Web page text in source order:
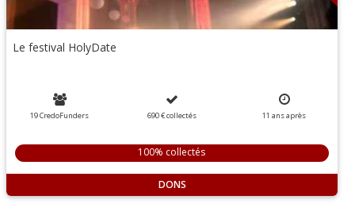
Le festival HolyDate
19 CredoFunders 690 €collectés 11 ansaprès
100% collectés
DONS